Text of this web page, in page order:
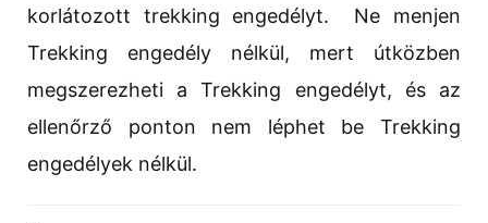
korlátozott trekking engedélyt. Ne menjen
Trekking engedély nélkül, mert útközben
megszerezheti a Trekking engedélyt, és az
ellenőrző ponton nem léphet be Trekking
engedélyek nélkül.